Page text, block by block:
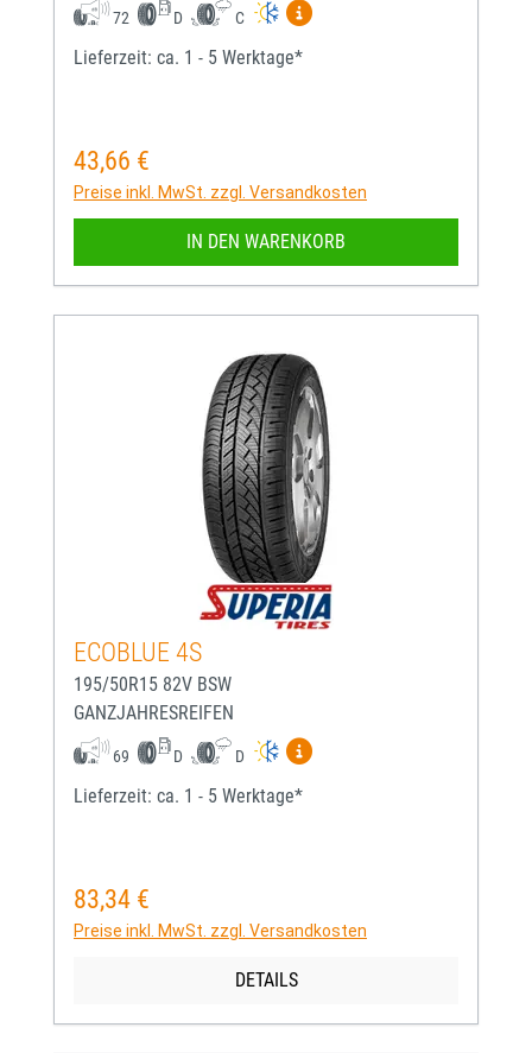
72 D C
Mehr Informationen zum
Lieferzeit: ca. 1 - 5 Werktage*
Regulärer Preis:
43,66 €
Preise inkl. MwSt. zzgl. Versandkosten
IN DEN WARENKORB
ECOBLUE 4S
195/50R15 82V BSW
GANZJAHRESREIFEN
69 D D
Mehr Informationen zum
Lieferzeit: ca. 1 - 5 Werktage*
Regulärer Preis:
83,34 €
Preise inkl. MwSt. zzgl. Versandkosten
DETAILS